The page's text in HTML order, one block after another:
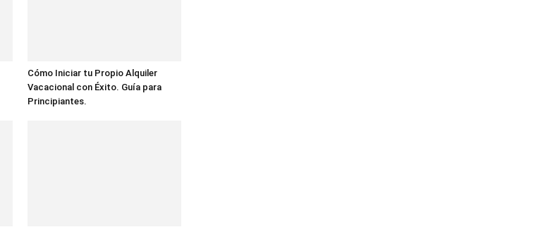
Cómo Iniciar tu Propio Alquiler
Vacacional con Éxito. Guía para
Principiantes.